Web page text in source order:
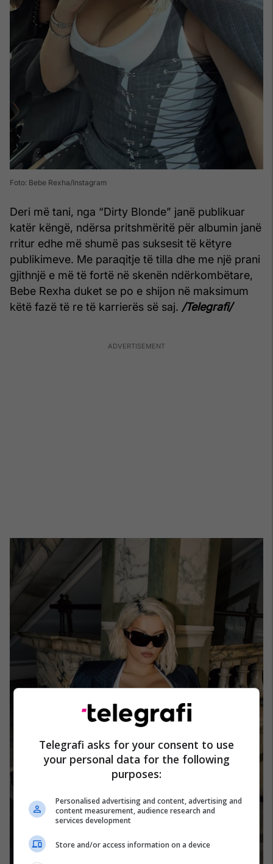
Foto: Bebe Rexha/Instagram
Deri më tani, nga “Dirty Blonde” janë publikuar
katër këngë, ndërsa pritshmëritë për albumin janë
rritur edhe më shumë pas suksesit të këtyre
publikimeve. Me paraqitje të tilla dhe me një prani
gjithnjë e më të fortë në skenën ndërkombëtare,
Bebe Rexha duket se po e shijon në maksimum
këtë fazë të re të karrierës së saj. /Telegrafi/
Telegrafi asks for your consent to use
your personal data for the following
purposes:
Personalised advertising and content, advertising and
content measurement, audience research and
services development
Store and/or access information on a device